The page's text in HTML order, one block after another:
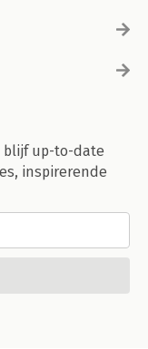
blijf up-to-date
inspirerende